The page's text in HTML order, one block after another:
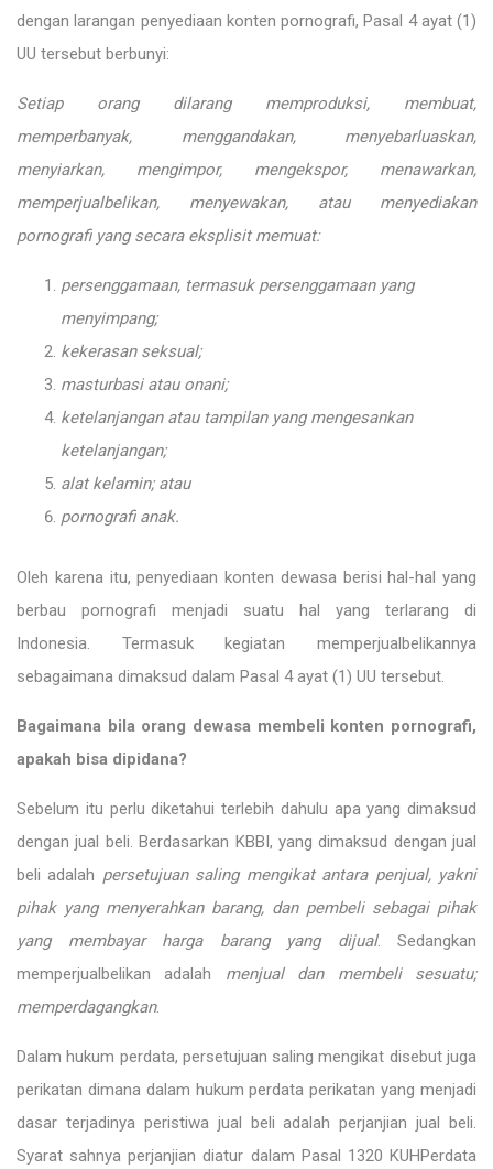
dengan larangan penyediaan konten pornografi, Pasal 4 ayat (1)
UU tersebut berbunyi:
Setiap orang dilarang memproduksi, membuat,
memperbanyak, menggandakan, menyebarluaskan,
menyiarkan, mengimpor, mengekspor, menawarkan,
memperjualbelikan, menyewakan, atau menyediakan
pornografi yang secara eksplisit memuat:
persenggamaan, termasuk persenggamaan yang
menyimpang;
kekerasan seksual;
masturbasi atau onani;
ketelanjangan atau tampilan yang mengesankan
ketelanjangan;
alat kelamin; atau
pornografi anak.
Oleh karena itu, penyediaan konten dewasa berisi hal-hal yang
berbau pornografi menjadi suatu hal yang terlarang di
Indonesia. Termasuk kegiatan memperjualbelikannya
sebagaimana dimaksud dalam Pasal 4 ayat (1) UU tersebut.
Bagaimana bila orang dewasa membeli konten pornografi,
apakah bisa dipidana?
Sebelum itu perlu diketahui terlebih dahulu apa yang dimaksud
dengan jual beli. Berdasarkan KBBI, yang dimaksud dengan jual
beli adalah persetujuan saling mengikat antara penjual, yakni
pihak yang menyerahkan barang, dan pembeli sebagai pihak
yang membayar harga barang yang dijual. Sedangkan
memperjualbelikan adalah menjual dan membeli sesuatu;
memperdagangkan.
Dalam hukum perdata, persetujuan saling mengikat disebut juga
perikatan dimana dalam hukum perdata perikatan yang menjadi
dasar terjadinya peristiwa jual beli adalah perjanjian jual beli.
Syarat sahnya perjanjian diatur dalam Pasal 1320 KUHPerdata